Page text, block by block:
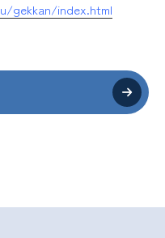
gekkan/index.html